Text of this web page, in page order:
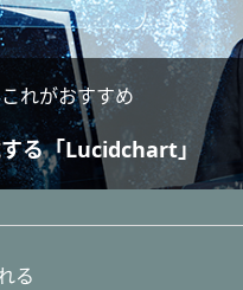
れがおすすめ
る「Lucidchart」
る